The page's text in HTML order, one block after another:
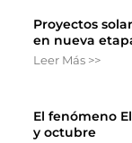
Proyectos
en nueva
Leer Más >>
El fenómeno
y octubre